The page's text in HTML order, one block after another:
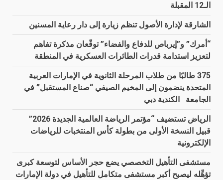
الـ12 المقبلة
الشارقة لإدارة الأصول تنظم زيارة إلى دار رعاية المسنين
“أمرك” و”إيرباص للدفاع والفضاء” توقّعان مذكرة تفاهم
لتعزيز استدامة قدرات الطائرات العسكرية في المنطقة
375 طالبًا من طلاب المرحلة الثانوية في الإمارات العربية
المتحدة ينضمون إلى المخيم الصيفي “صناع المستقبل” في
الجامعة الكندية دبي
الرياض تستضيف “مؤتمر الرياضة العالمية الجديدة 2026”
قبيل النسخة الأولى من بطولة كأس المنتخبات للرياضات
الإلكترونية
مستشفى التأهيل التخصصي يضع حجر الأساس لتوسعة كبرى
تؤهِّله ليصبح أكبر مستشفى متكامل للتأهيل في دولة الإمارات